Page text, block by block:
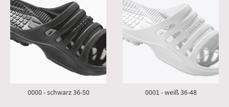
0000 - schwarz 36-50 0001 - weiß 36-48